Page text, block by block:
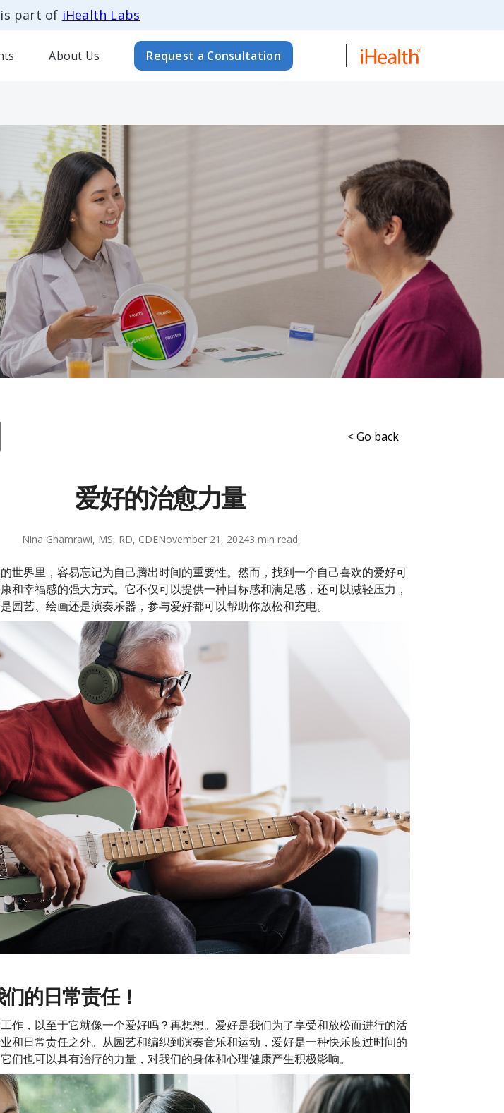
part of iHealth Labs
About Us Request a Consultation
< Go back
爱好的治愈力量
Nina Ghamrawi, MS, RD, CDENovember 21, 20243
世界里，容易忘记为自己腾出时间的重要性。然而，找到一个自己喜欢的爱好可
和幸福感的强大方式。它不仅可以提供一种目标感和满足感，还可以减轻压力，
园艺、绘画还是演奏乐器，参与爱好都可以帮助你放松和充电。
的日常责任！
作，以至于它就像一个爱好吗？再想想。爱好是我们为了享受和放松而进行的活
和日常责任之外。从园艺和编织到演奏音乐和运动，爱好是一种快乐度过时间的
们也可以具有治疗的力量，对我们的身体和心理健康产生积极影响。